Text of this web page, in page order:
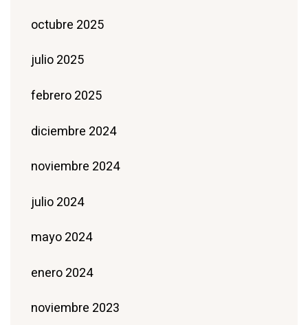
octubre 2025
julio 2025
febrero 2025
diciembre 2024
noviembre 2024
julio 2024
mayo 2024
enero 2024
noviembre 2023